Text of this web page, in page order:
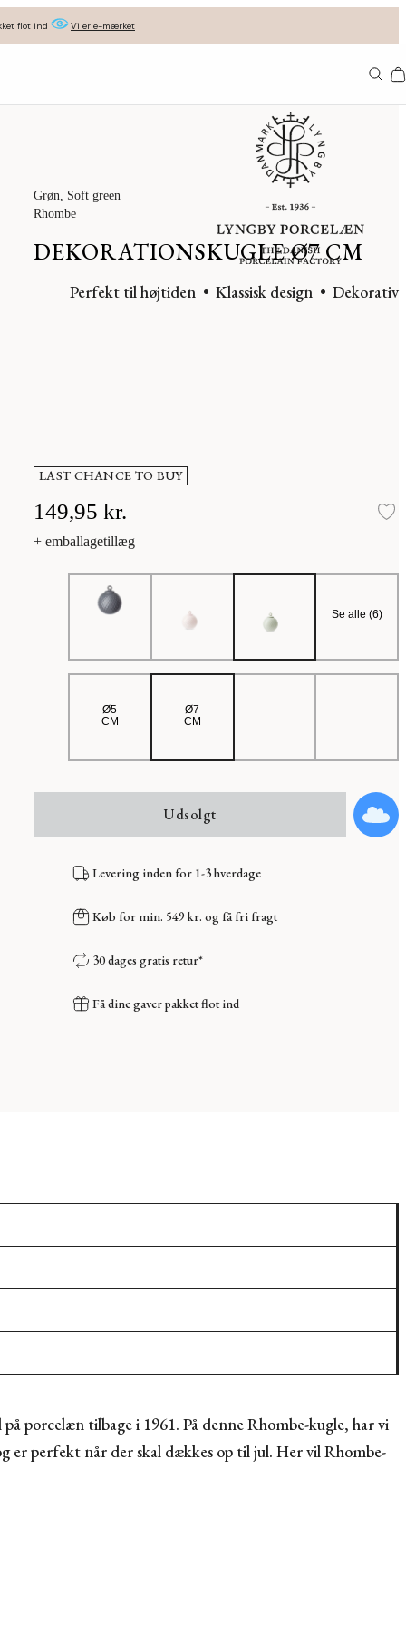
flot ind Vi er e-mærket
Grøn, Soft green
Rhombe
DEKORATIONSKUGLE Ø7 CM
Perfekt til højtiden Klassisk design Dekorativ
LAST CHANCE TO BUY
149,95 kr.
+ emballagetillæg
Se alle (6)
Ø5
CM
Ø7
CM
Udsolgt
Levering inden for 1-3 hverdage
Køb for min. 549 kr. og få fri fragt
30 dages gratis retur*
Få dine gaver pakket flot ind
porcelæn tilbage i 1961. På denne Rhombe-kugle, har vi
perfekt når der skal dækkes op til jul. Her vil Rhombe-